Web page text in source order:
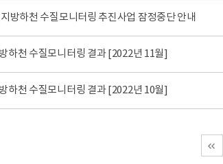
방하천 수질모니터링 추진사업 잠정중단 안내
하천 수질모니터링 결과 [2022년 11월]
하천 수질모니터링 결과 [2022년 10월]